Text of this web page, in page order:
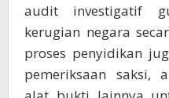
audit investigatif
kerugian negara
proses penyidikan
pemeriksaan saksi,